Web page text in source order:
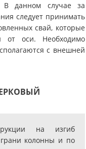
В данном случае за
следует принимать
свай, которые
от оси. Необходимо
с внешней
на изгиб
колонны и по